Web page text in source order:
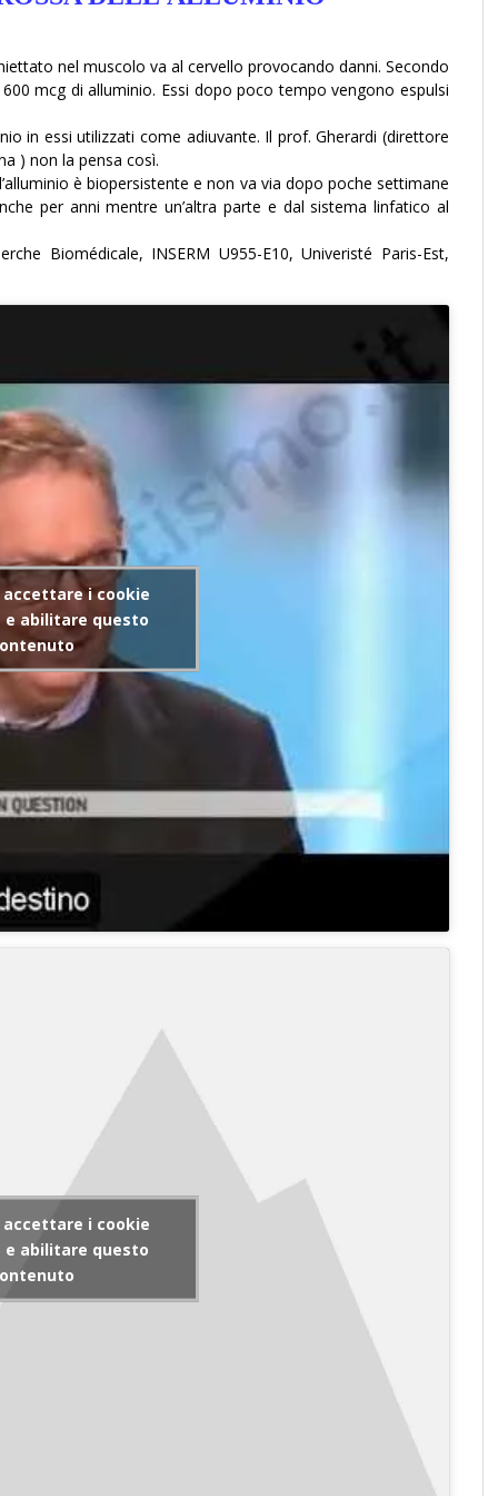
nel muscolo va al cervello provocando danni. Secondo
mcg di alluminio. Essi dopo poco tempo vengono espulsi
in essi utilizzati come adiuvante. Il prof. Gherardi (direttore
) non la pensa così.
è biopersistente e non va via dopo poche settimane
per anni mentre un’altra parte e dal sistema linfatico al
Biomédicale, INSERM U955-E10, Univeristé Paris-Est,
accettare i cookie
abilitare questo
accettare i cookie
abilitare questo